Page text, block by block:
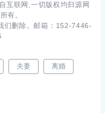
互联网,一切版权均归源网
有。
们删除。邮箱：152-7446-
夫妻 离婚